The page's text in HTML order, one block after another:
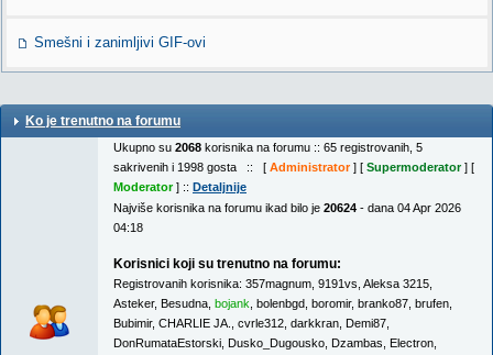
Smešni i zanimljivi GIF-ovi
Ko je trenutno na forumu
Ukupno su 2068 korisnika na forumu :: 65 registrovanih, 5
sakrivenih i 1998 gosta :: [ Administrator] [ Supermoderator] [
Moderator] :: Detaljnije
Najviše korisnika na forumu ikad bilo je 20624 - dana 04 Apr 2026
04:18
Korisnici koji su trenutno na forumu:
Registrovanih korisnika: 357magnum 9191vs Aleksa 3215
Asteker, Besudna bojank bolenbgd boromir, branko87 brufen
Bubimir, CHARLIE JA. cvrle312 darkkran Demi87
DonRumataEstorski Dusko_Dugousko Dzambas Electron